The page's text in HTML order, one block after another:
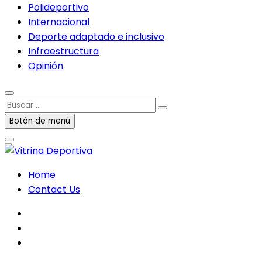
Polideportivo
Internacional
Deporte adaptado e inclusivo
Infraestructura
Opinión
Buscar
…Botón de menú
Home
Contact Us